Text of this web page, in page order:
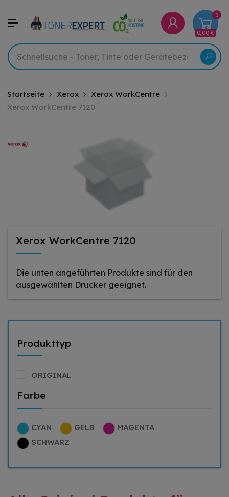
0
0,00 €
Startseite Xerox
Xerox WorkCentre
Xerox WorkCentre 7120
Xerox WorkCentre 7120
Die unten angeführten Produkte sind für den
ausgewählten Drucker geeignet.
Produkttyp
ORIGINAL
Farbe
CYAN GELB
MAGENTA
SCHWARZ